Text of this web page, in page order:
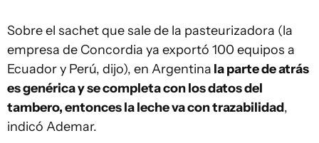
Sobre el sachet que sale de la pasteurizadora (la
empresa de Concordia ya exportó 100 equipos a
Ecuador y Perú, dijo), en Argentina la parte de atrás
es genérica y se completa con los datos del
tambero, entonces la leche va con trazabilidad,
indicó Ademar.